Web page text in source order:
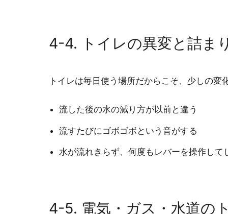
4-4. トイレの異変と詰ま
トイレは毎日使う場所だからこそ、少しの
流した後の水の減り方が以前と違う
流すたびにゴボゴボという音がする
水が流れきらず、何度もレバーを操作して
4-5. 電気・ガス・水道の